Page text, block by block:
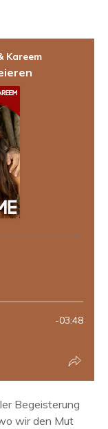
Begeisterung
wir den Mut